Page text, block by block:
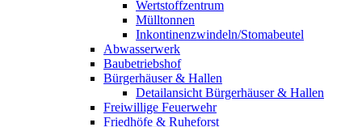
Wertstoffzentrum
Mülltonnen
Inkontinenzwindeln/Stomabeutel
Abwasserwerk
Baubetriebshof
Bürgerhäuser & Hallen
Detailansicht Bürgerhäuser & Hallen
Freiwillige Feuerwehr
Friedhöfe & Ruheforst